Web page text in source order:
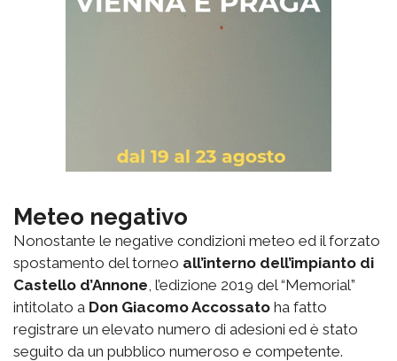
Meteo negativo
Nonostante le negative condizioni meteo ed il forzato
spostamento del torneo all’interno dell’impianto di
Castello d’Annone , l’edizione 2019 del “Memorial”
intitolato a Don Giacomo Accossato ha fatto
registrare un elevato numero di adesioni ed è stato
seguito da un pubblico numeroso e competente.